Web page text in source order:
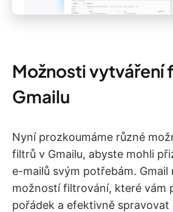
Možnosti vytváření
Gmailu
Nyní prozkoumáme různé
filtrů v Gmailu, abyste mohli
e-mailů svým potřebám. Gmail
možností filtrování, které vám
pořádek a efektivně spravovat